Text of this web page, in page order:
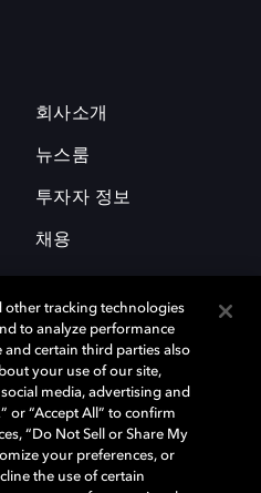
회사소개
뉴스룸
투자자 정보
채용
및 기타 국가 돌비래버러토리스
등록 상표이다. 그 밖에 다른 자료에
등록상표로 유지된다. © 2025 Dolby
other tracking technologies
to analyze performance
certain third parties also
your use of our site,
media, advertising and
or “Accept All” to confirm
“Do Not Sell or Share My
your preferences, or
the use of certain